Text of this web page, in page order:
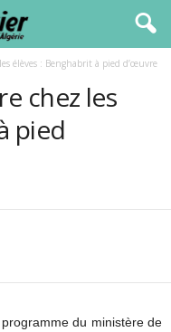
élèves : Benghabrit à pied d’œuvre
chez les
pied
du ministère de